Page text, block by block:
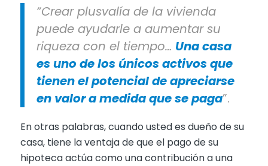
“Crear plusvalía de la vivienda
puede ayudarle a aumentar su
riqueza con el tiempo… Una casa
es uno de los únicos activos que
tienen el potencial de apreciarse
en valor a medida que se paga”.
En otras palabras, cuando usted es dueño de su
casa, tiene la ventaja de que el pago de su
hipoteca actúa como una contribución a una